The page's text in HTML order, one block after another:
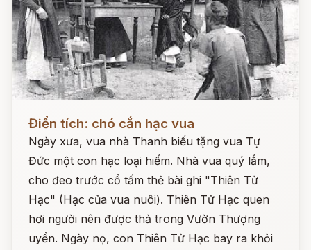
Đọc ngay
Điển tích: chó cắn hạc vua
Ngày xưa, vua nhà Thanh biếu tặng vua Tự
Đức một con hạc loại hiếm. Nhà vua quý lắm,
cho đeo trước cổ tấm thẻ bài ghi "Thiên Tử
Hạc" (Hạc của vua nuôi). Thiên Tử Hạc quen
hơi người nên được thả trong Vườn Thượng
uyển. Ngày nọ, con Thiên Tử Hạc bay ra khỏi